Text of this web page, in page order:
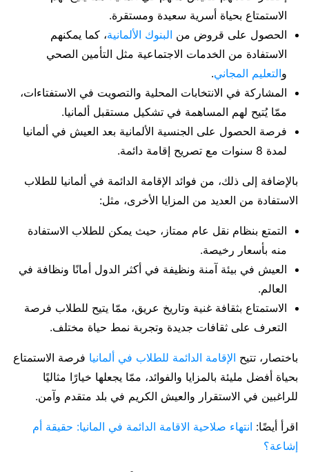
الاستمتاع بحياة أسرية سعيدة ومستقرة.
الحصول على قروض من البنوك الألمانية، كما يمكنهم
الاستفادة من الخدمات الاجتماعية مثل التأمين الصحي
والتعليم المجاني.
المشاركة في الانتخابات المحلية والتصويت في الاستفتاءات،
ممّا يُتيح لهم المساهمة في تشكيل مستقبل ألمانيا.
فرصة الحصول على الجنسية الألمانية بعد العيش في ألمانيا
لمدة 8 سنوات مع تصريح إقامة دائمة.
بالإضافة إلى ذلك، من فوائد الإقامة الدائمة في ألمانيا للطلاب
الاستفادة من العديد من المزايا الأخرى، مثل:
التمتع بنظام نقل عام ممتاز، حيث يمكن للطلاب الاستفادة
منه بأسعار رخيصة.
العيش في بيئة آمنة ونظيفة في أكثر الدول أمانًا ونظافة في
العالم.
الاستمتاع بثقافة غنية وتاريخ عريق، ممّا يتيح للطلاب فرصة
التعرف على ثقافات جديدة وتجربة نمط حياة مختلف.
باختصار، تتيح الإقامة الدائمة للطلاب في ألمانيا فرصة الاستمتاع
بحياة أفضل مليئة بالمزايا والفوائد، ممّا يجعلها خيارًا مثاليًا
للراغبين في الاستقرار والعيش الكريم في بلد متقدم وآمن.
اقرأ أيضًا: انتهاء صلاحية الاقامة الدائمة في المانيا: حقيقة أم
إشاعة؟